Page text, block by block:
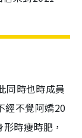
同時也時成員
經不覺阿嬌20
時瘦時肥，